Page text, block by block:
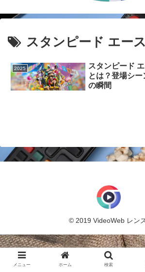
スタンピード エー
2025
スタンピード
とは？登場シ
の瞬間
© 2019 VideoWeb レン
メニュー ホーム 検索